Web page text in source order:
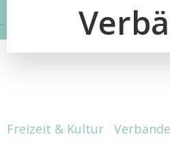
Freizeit & Kultur Verbände